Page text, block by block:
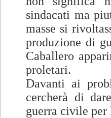
sindacati ma
masse si
produzione di
Caballero
proletari.
Davanti ai
cercherà di
guerra civile